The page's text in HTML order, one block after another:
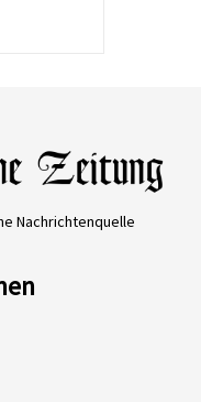
Nachrichtenquelle